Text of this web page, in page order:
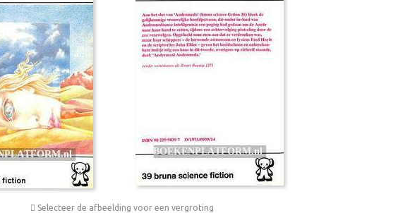
Selecteer de afbeelding voor een vergroting